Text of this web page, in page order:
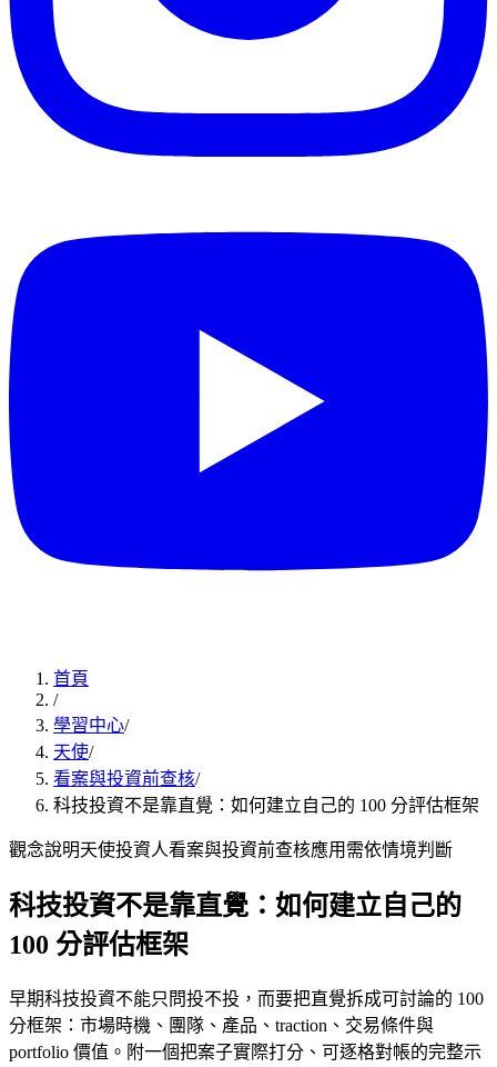
首頁
/
學習中心/
天使/
看案與投資前查核/
科技投資不是靠直覺：如何建立自己的 100 分評估框架
觀念說明天使投資人看案與投資前查核應用 需依情境判斷
科技投資不是靠直覺：如何建立自己的
100 分評估框架
早期科技投資不能只問投不投，而要把直覺拆成可討論的 100
分框架：市場時機、團隊、產品、traction、交易條件與
portfolio 價值。附一個把案子實際打分、可逐格對帳的完整示